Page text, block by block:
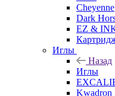
Cheyenne
Dark
EZ &
Иглы
Назад
Иглы
Kwadron